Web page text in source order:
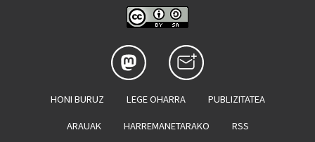
HONI BURUZ LEGE OHARRA PUBLIZITATEA
ARAUAK HARREMANETARAKO RSS